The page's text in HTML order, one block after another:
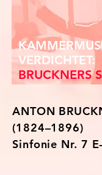
VERDICHTET:
BRUCKNERS
ANTON
(1824–1896)
Sinfonie Nr. 7